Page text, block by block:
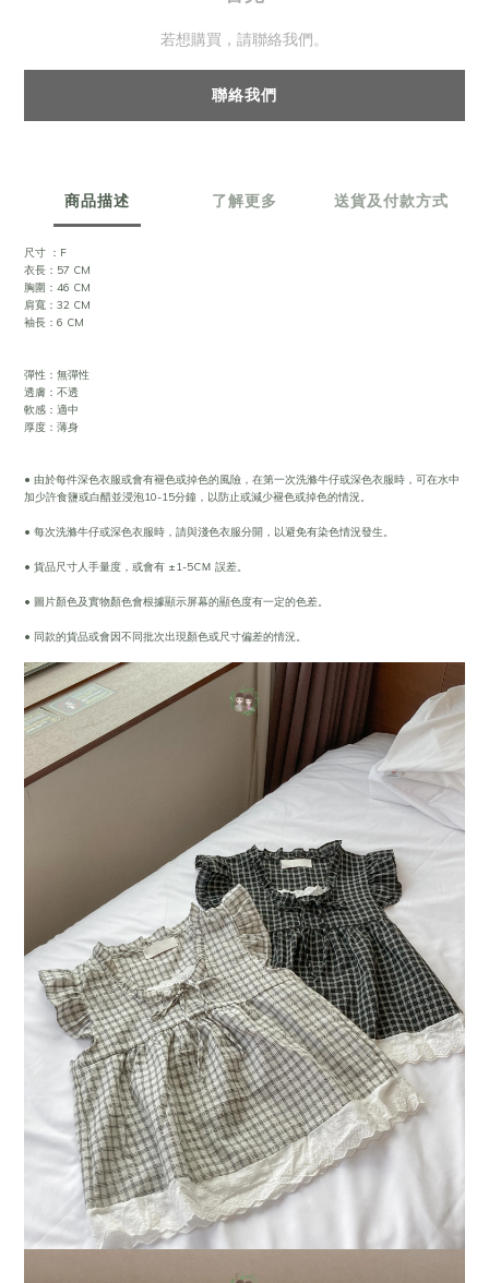
若想購買，請聯絡我們。
聯絡我們
商品描述 了解更多 送貨及付款方式
尺寸 ：F
衣長：57 CM
胸圍：46 CM
肩寬：32 CM
袖長：6 CM
彈性：無彈性
透膚：不透
軟感：適中
厚度：薄身
• 由於每件深色衣服或會有褪色或掉色的風險，在第一次洗滌牛仔或深色衣服時，可在水中
加少許食鹽或白醋並浸泡10-15分鐘，以防止或減少褪色或掉色的情況。
• 每次洗滌牛仔或深色衣服時，請與淺色衣服分開，以避免有染色情況發生。
• 貨品尺寸人手量度，或會有 ±1-5CＭ 誤差。
• 圖片顏色及實物顏色會根據顯示屏幕的顯色度有一定的色差。
• 同款的貨品或會因不同批次出現顏色或尺寸偏差的情況。